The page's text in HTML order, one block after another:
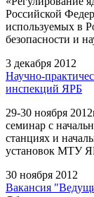
Российской
используемых в
безопасности и
3 декабря 2012
Научно-
инспекций ЯРБ
29-30 ноября
семинар с
станциях и
установок МТУ
30 ноября 2012
Вакансия